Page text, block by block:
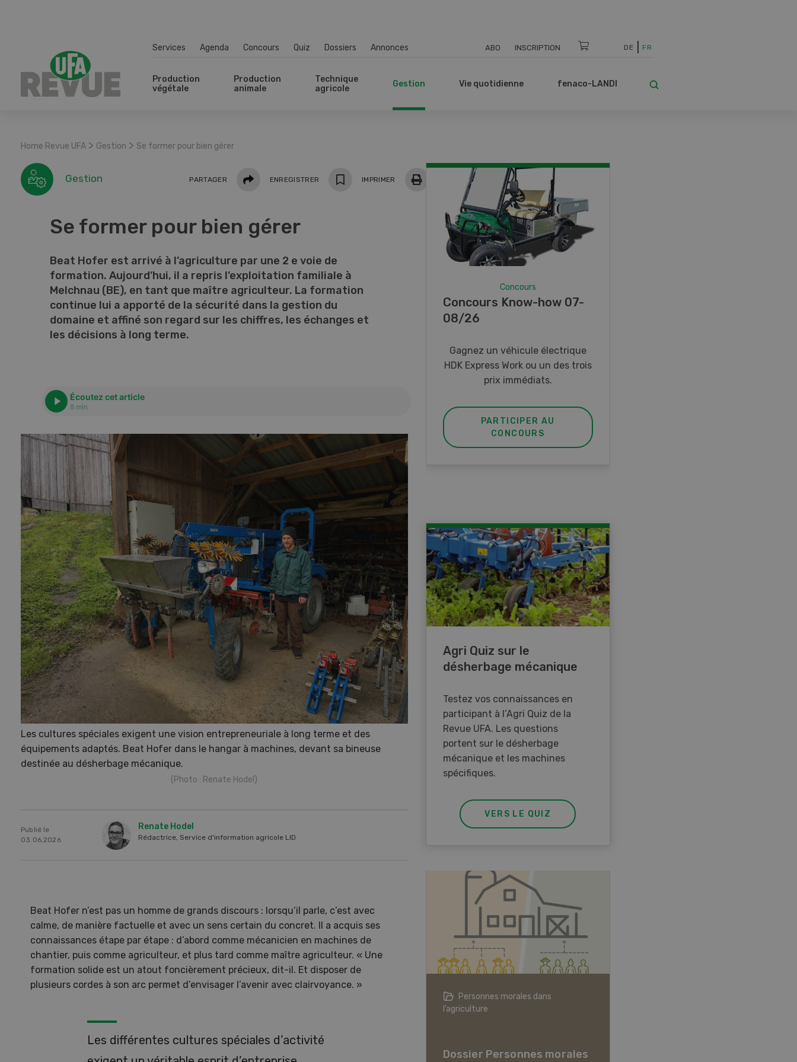
Services Agenda Concours Quiz Dossiers Annonces ABO INSCRIPTION DE FR
Production
végétale
Production
animale
Technique
agricole
Gestion Vie quotidienne fenaco-LANDI
Home Revue UFA > Gestion > Se former pour bien gérer
Gestion PARTAGER PartagerENREGISTRER IMPRIMER
Se former pour bien gérer
Beat Hofer est arrivé à l’agriculture par une 2 e voie de
formation. Aujourd’hui, il a repris l’exploitation familiale à
Melchnau (BE), en tant que maître agriculteur. La formation
continue lui a apporté de la sécurité dans la gestion du
domaine et affiné son regard sur les chiffres, les échanges et
les décisions à long terme.
Écoutez cet article
8 min
Les cultures spéciales exigent une vision entrepreneuriale à long terme et des
équipements adaptés. Beat Hofer dans le hangar à machines, devant sa bineuse
destinée au désherbage mécanique.
(Photo : Renate Hodel)
Publié le
03.06.2026
Renate Hodel
Rédactrice, Service d'information agricole LID
Beat Hofer n’est pas un homme de grands discours : lorsqu’il parle, c’est avec
calme, de manière factuelle et avec un sens certain du concret. Il a acquis ses
connaissances étape par étape : d’abord comme mécanicien en machines de
chantier, puis comme agriculteur, et plus tard comme maître agriculteur. « Une
formation solide est un atout foncièrement précieux, dit-il. Et disposer de
plusieurs cordes à son arc permet d’envisager l’avenir avec clairvoyance. »
Les différentes cultures spéciales d’activité
Concours
Concours Know-how 07-
08/26
Gagnez un véhicule électrique
HDK Express Work ou un des trois
prix immédiats.
PARTICIPER AU
CONCOURS
Agri Quiz sur le
désherbage mécanique
Testez vos connaissances en
participant à l’Agri Quiz de la
Revue UFA. Les questions
portent sur le désherbage
mécanique et les machines
spécifiques.
VERS LE QUIZ
Une ferme entre de
du changement climatique
Personnes morales dans
l’agriculture
Dossier Personnes morales